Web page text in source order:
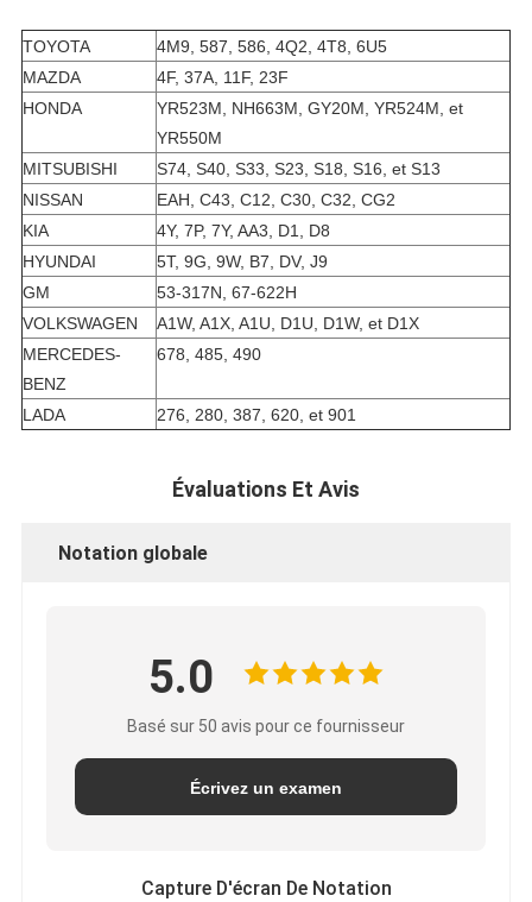
TOYOTA
4M9, 587, 586, 4Q2, 4T8, 6U5
MAZDA
4F, 37A, 11F, 23F
HONDA
YR523M, NH663M, GY20M, YR524M, et
YR550M
MITSUBISHI
S74, S40, S33, S23, S18, S16, et S13
NISSAN
EAH, C43, C12, C30, C32, CG2
KIA
4Y, 7P, 7Y, AA3, D1, D8
HYUNDAI
5T, 9G, 9W, B7, DV, J9
GM
53-317N, 67-622H
VOLKSWAGEN
A1W, A1X, A1U, D1U, D1W, et D1X
MERCEDES-
BENZ
678, 485, 490
LADA 276, 280, 387, 620, et 901
Évaluations Et Avis
Notation globale
5.0
Basé sur 50 avis pour ce fournisseur
Écrivez un examen
Capture D'écran De Notation